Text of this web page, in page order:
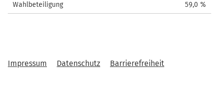
Wahlbeteiligung 59,0 %
Impressum Datenschutz Barrierefreiheit